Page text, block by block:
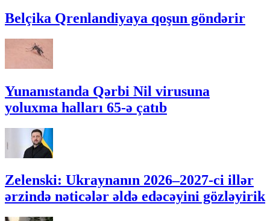
Belçika Qrenlandiyaya qoşun göndərir
Yunanıstanda Qərbi Nil virusuna
yoluxma halları 65-ə çatıb
Zelenski: Ukraynanın 2026–2027-ci illər
ərzində nəticələr əldə edəcəyini gözləyirik